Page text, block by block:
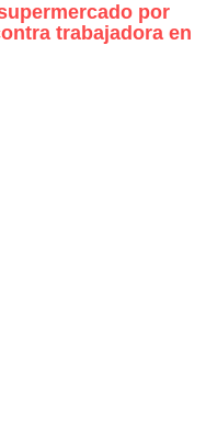
por
trabajadora en